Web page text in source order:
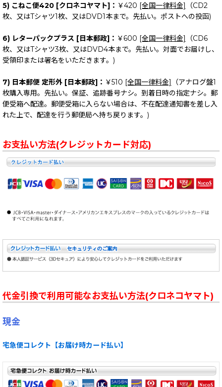
5) こねこ便420 [クロネコヤマト]： ￥420 [全国一律料金]
（CD2
枚、又はTシャツ1枚、又はDVD1本まで。先払い。ポストへの投函)
6) レターパックプラス [日本郵政]： ￥600 [全国一律料金]
（CD6
枚、又はTシャツ3枚、又はDVD4本まで。先払い。対面でお届けし、
受領印または署名をいただきます。)
7) 日本郵便 定形外 [日本郵政]： ￥510 [全国一律料金]
（アナログ盤1
枚購入専用。先払い。保証、追跡番号ナシ。到着日時の指定ナシ。郵
便受箱へ配達。郵便受箱に入らない場合は、不在配達通知書を差し入
れた上で、配達を行う郵便局へ持ち戻ります。)
お支払い方法(クレジットカード対応)
代金引換で利用可能なお支払い方法(クロネコヤマト)
現金
宅急便コレクト【お届け時カード払い】